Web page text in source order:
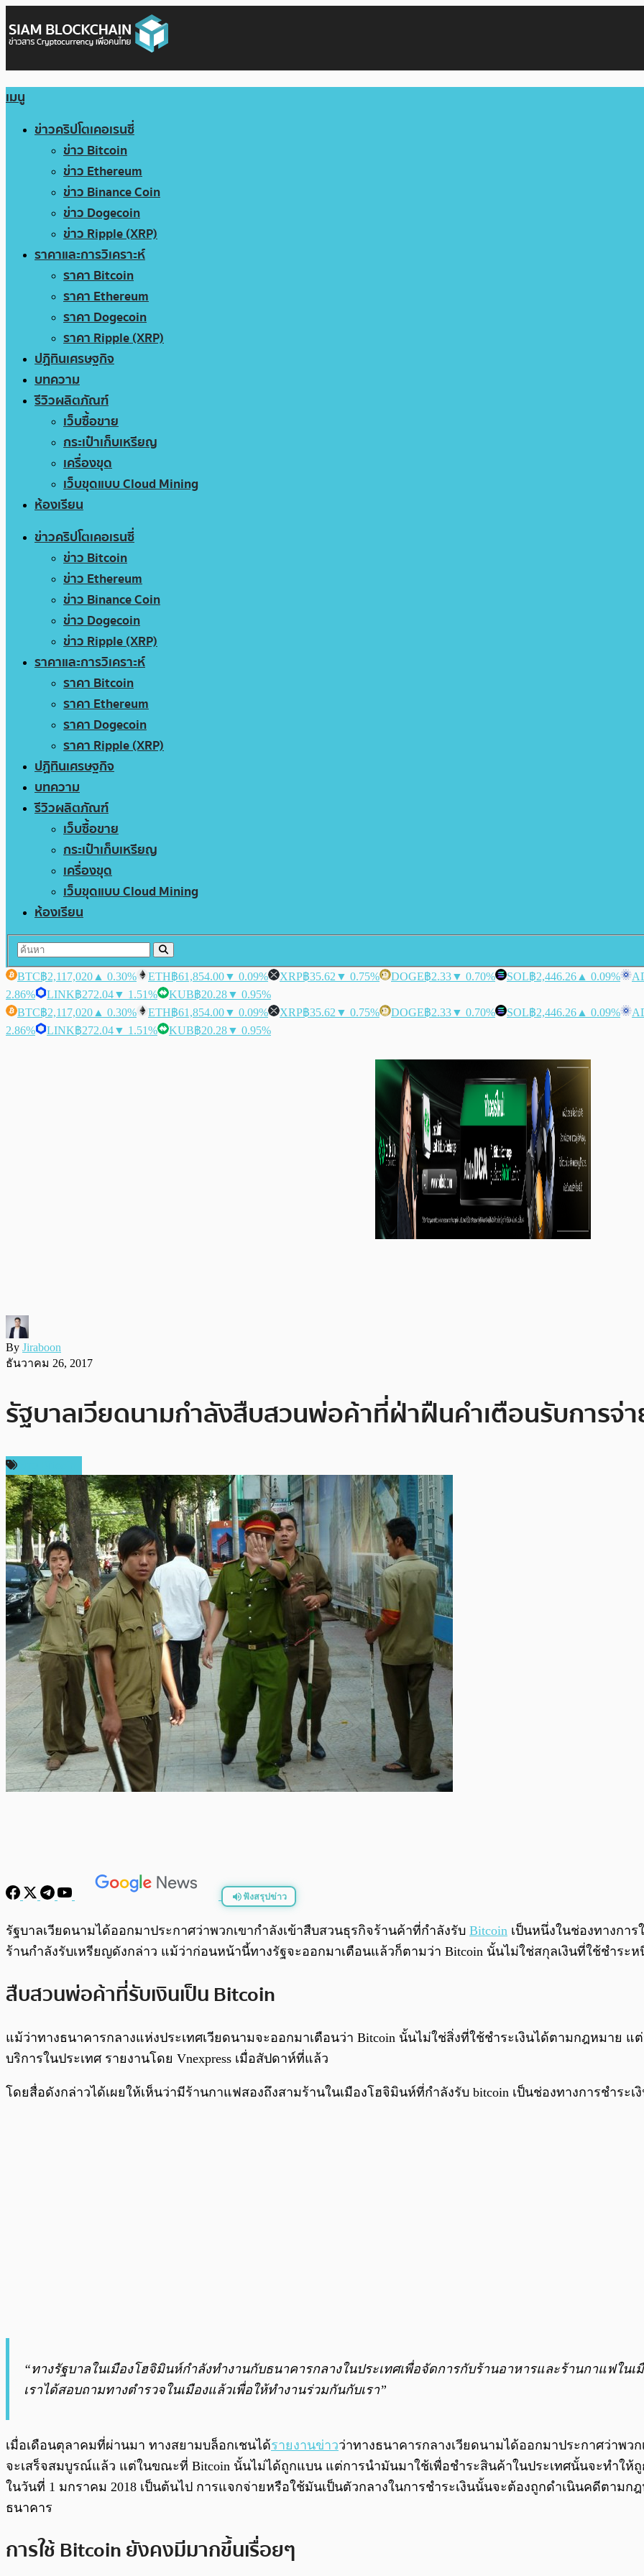
เมนู
ข่าวคริปโตเคอเรนซี่
ข่าว Bitcoin
ข่าว Ethereum
ข่าว Binance Coin
ข่าว Dogecoin
ข่าว Ripple (XRP)
ราคาและการวิเคราะห์
ราคา Bitcoin
ราคา Ethereum
ราคา Dogecoin
ราคา Ripple (XRP)
ปฏิทินเศรษฐกิจ
บทความ
รีวิวผลิตภัณฑ์
เว็บซื้อขาย
กระเป๋าเก็บเหรียญ
เครื่องขุด
เว็บขุดแบบ Cloud Mining
ห้องเรียน
ข่าวคริปโตเคอเรนซี่
ข่าว Bitcoin
ข่าว Ethereum
ข่าว Binance Coin
ข่าว Dogecoin
ข่าว Ripple (XRP)
ราคาและการวิเคราะห์
ราคา Bitcoin
ราคา Ethereum
ราคา Dogecoin
ราคา Ripple (XRP)
ปฏิทินเศรษฐกิจ
บทความ
รีวิวผลิตภัณฑ์
เว็บซื้อขาย
กระเป๋าเก็บเหรียญ
เครื่องขุด
เว็บขุดแบบ Cloud Mining
ห้องเรียน
BTC฿2,117,020 ▲ 0.30% ETH฿61,854.00▼ 0.09% XRP฿35.62 ▼ 0.75% DOGE฿2.33▼ 0.70% SOL฿2,446.26 ▲ 0.09%
2.86%
LINK฿272.04▼ 1.51% KUB฿20.28▼ 0.95%
BTC฿2,117,020 ▲ 0.30% ETH฿61,854.00▼ 0.09% XRP฿35.62 ▼ 0.75% DOGE฿2.33▼ 0.70% SOL฿2,446.26 ▲ 0.09%
2.86%
LINK฿272.04▼ 1.51% KUB฿20.28▼ 0.95%
By Jiraboon
ธันวาคม 26, 2017
รัฐบาลเวียดนามกำลังสืบสวนพ่อค้าที่ฝ่าฝืนคำเตือนรับการจ่า
ฟังสรุปข่าว
พร้อมเล่น
รัฐบาลเวียดนามได้ออกมาประกาศว่าพวกเขากำลังเข้าสืบสวนธุรกิจร้านค้าที่กำลังรับ Bitcoin เป็นหนึ่งในช่องทางกา
ร้านกำลังรับเหรียญดังกล่าว แม้ว่าก่อนหน้านี้ทางรัฐจะออกมาเตือนแล้วก็ตามว่า Bitcoin นั้นไม่ใช่สกุลเงินที่ใช้ชำระ
สืบสวนพ่อค้าที่รับเงินเป็น Bitcoin
แม้ว่าทางธนาคารกลางแห่งประเทศเวียดนามจะออกมาเตือนว่า Bitcoin นั้นไม่ใช่สิ่งที่ใช้ชำระเงินได้ตามกฎหมาย
บริการในประเทศ รายงานโดย Vnexpress เมื่อสัปดาห์ที่แล้ว
โดยสื่อดังกล่าวได้เผยให้เห็นว่ามีร้านกาแฟสองถึงสามร้านในเมืองโฮจิมินห์ที่กำลังรับ bitcoin เป็นช่องทางการชำระ
“ทางรัฐบาลในเมืองโฮจิมินห์กำลังทำงานกับธนาคารกลางในประเทศเพื่อจัดการกับร้านอาหารและร้านกาแฟในเ
เราได้สอบถามทางตำรวจในเมืองแล้วเพื่อให้ทำงานร่วมกันกับเรา”
เมื่อเดือนตุลาคมที่ผ่านมา ทางสยามบล็อกเชนได้รายงานข่าวว่าทางธนาคารกลางเวียดนามได้ออกมาประกาศว่าพว
จะเสร็จสมบูรณ์แล้ว แต่ในขณะที่ Bitcoin นั้นไม่ได้ถูกแบน แต่การนำมันมาใช้เพื่อชำระสินค้าในประเทศนั้นจะทำให้ถูก
ในวันที่ 1 มกราคม 2018 เป็นต้นไป การแจกจ่ายหรือใช้มันเป็นตัวกลางในการชำระเงินนั้นจะต้องถูกดำเนินคดีตามก
ธนาคาร
การใช้ Bitcoin ยังคงมีมากขึ้นเรื่อยๆ